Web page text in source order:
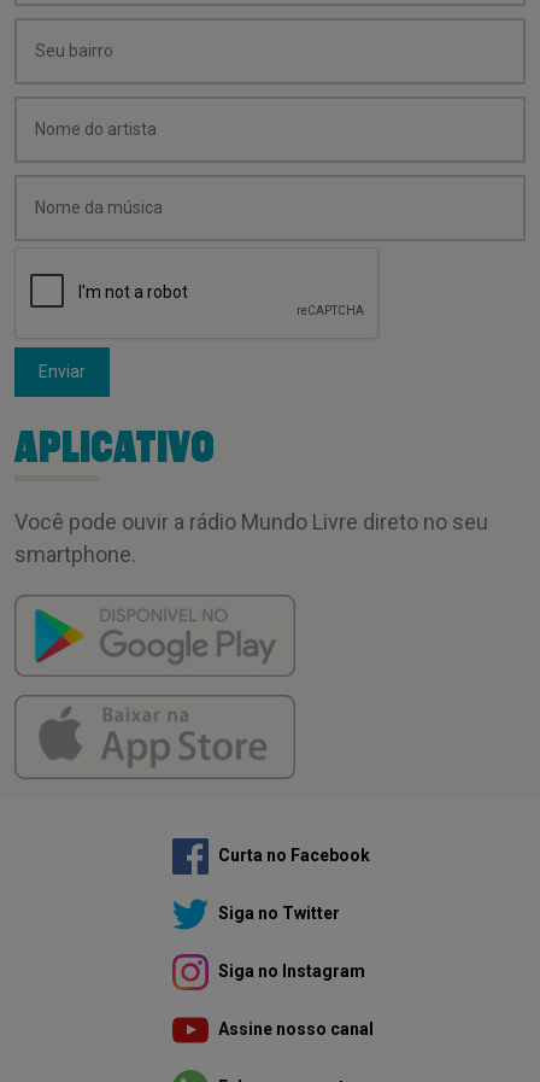
Enviar
APLICATIVO
Você pode ouvir a rádio Mundo Livre direto no seu
smartphone.
Curta no Facebook
Siga no Twitter
Siga no Instagram
Assine nosso canal